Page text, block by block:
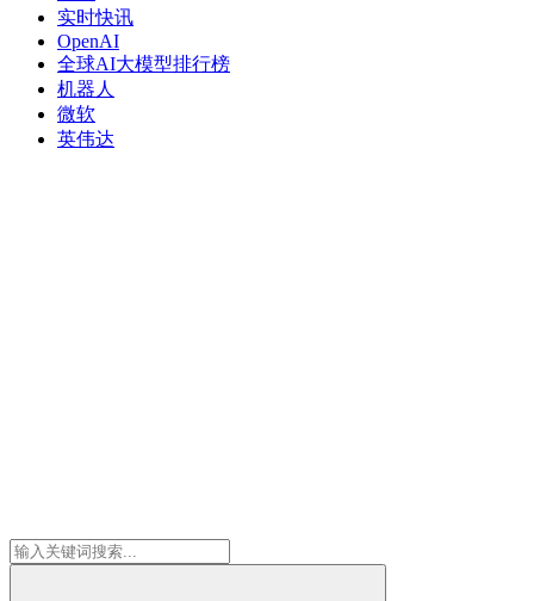
实时快讯
OpenAI
全球AI大模型排行榜
机器人
微软
英伟达